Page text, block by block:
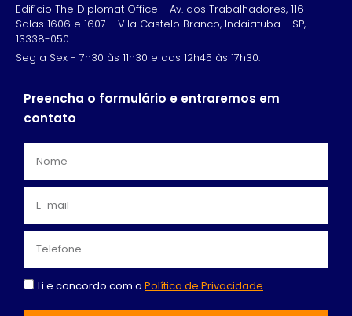
Edifício The Diplomat Office - Av. dos Trabalhadores, 116 -
Salas 1606 e 1607 - Vila Castelo Branco, Indaiatuba - SP,
13338-050
Seg a Sex - 7h30 às 11h30 e das 12h45 às 17h30.
Preencha o formulário e entraremos em
contato
Li e concordo com a Política de Privacidade